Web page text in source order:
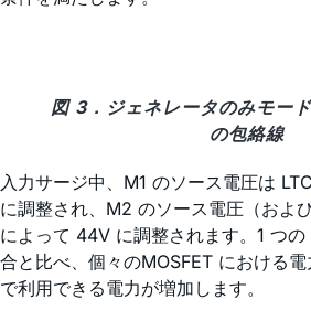
図 3．ジェネレータのみモー
の包絡線
入力サージ中、M1 のソース電圧は
に調整され、M2 のソース電圧（およ
によって 44V に調整されます。1 つ
合と比べ、個々のMOSFET における
で利用できる電力が増加します。